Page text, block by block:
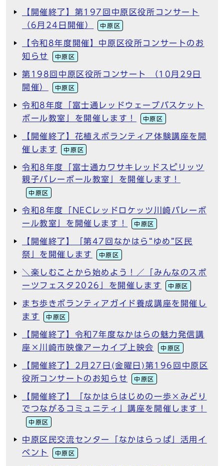
【開催終了】第197回中原区役所コンサート
（6月24日開催）
中原区
【令和8年度開催】中原区役所コンサートのお
知らせ
中原区
第198回中原区役所コンサート （10月29日
開催）
中原区
令和8年度「富士通レッドウェーブバスケット
ボール教室」を開催します！
中原区
【開催終了】花植えボランティア体験講座を開
催します
中原区
令和8年度「富士通カワサキレッドスピリッツ
親子バレーボール教室」を開催します！
中原区
令和8年度「NECレッドロケッツ川崎バレーボ
ール教室」を開催します！
中原区
【開催終了】「第47回なかはら“ゆめ”区民
祭」を開催します
中原区
＼楽しむことから始めよう！／「みんなのスポ
ーツフェスタ2026」を開催します
中原区
まち歩きボランティアガイド養成講座を開催し
ます
中原区
【開催終了】令和7年度なかはらの魅力発信講
座×川崎市映像アーカイブ上映会
中原区
【開催終了】2月27日(金曜日)第196回中原区
役所コンサートのお知らせ
中原区
【開催終了】「なかはらはじめの一歩×みどり
でつながるコミュニティ」講座を開催します！
中原区
中原区民交流センター「なかはらっぱ」活用イ
ベント
中原区